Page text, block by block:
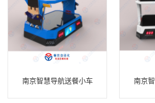
南京智慧导航送餐小车 南京